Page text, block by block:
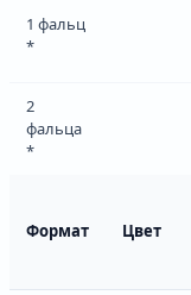
1 фальц
*
2
фальца
*
Формат Цвет